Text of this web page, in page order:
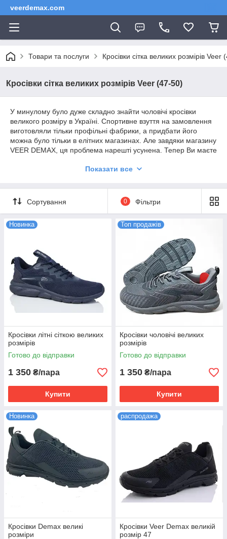
veerdemax.com
Товари та послуги Кросівки сітка великих розмірів Veer
Кросівки сітка великих розмірів Veer (47-50)
У минулому було дуже складно знайти чоловічі кросівки
великого розміру в Україні. Спортивне взуття на замовлення
виготовляли тільки профільні фабрики, а придбати його
можна було тільки в елітних магазинах. Але завдяки магазину
VEER DEMAX, ця проблема нарешті усунена. Тепер Ви маєте
кліків, вибравши відповідну модель із потрібними
підошви та якість шнурівки, щоб бути впевненими у своїй
купівлі. Не потрібно більше витрачати час на пошуки
відповідного взуття, адже VEER DEMAX пропонує широкий
чоловіку. Тепер купівля кросівок стала легкою й доступною
Показати все
Сортування 0 Фільтри
Новинка
Кросівки літні сіткою великих
розмірів
Готово до відправки
1 350 ₴/пара
Купити
Топ продажів
Кросівки чоловічі великих
розмірів
Готово до відправки
1 350 ₴/пара
Купити
Новинка
Кросівки Demax великі
розміри
распродажа
Кросівки Veer Demax великій
розмір 47